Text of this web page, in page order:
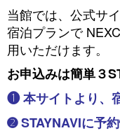
当館では、公式サ
宿泊プランで
用いただけます。
お申込みは簡単３
❶ 本サイトより、
➋ STAYNAVIに予